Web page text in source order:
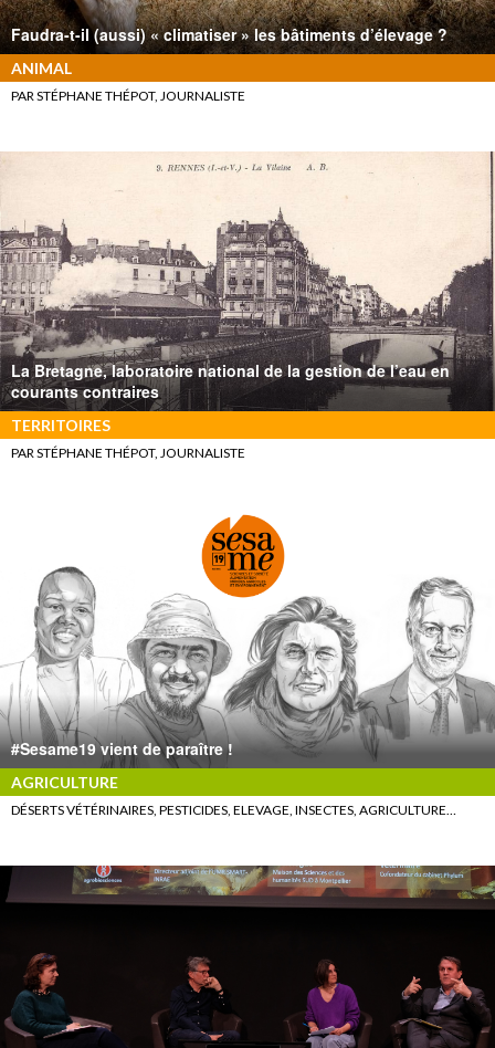
Faudra-t-il (aussi) « climatiser » les bâtiments d’élevage ?
ANIMAL
PAR STÉPHANE THÉPOT, JOURNALISTE
La Bretagne, laboratoire national de la gestion de l’eau en
courants contraires
TERRITOIRES
PAR STÉPHANE THÉPOT, JOURNALISTE
#Sesame19 vient de paraître !
AGRICULTURE
DÉSERTS VÉTÉRINAIRES, PESTICIDES, ELEVAGE, INSECTES, AGRICULTURE…